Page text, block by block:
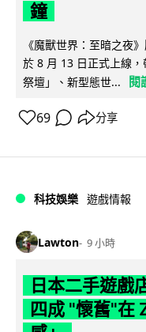
鐘
《魔獸世界：至暗之夜
於 8 月 13 日正式上線
祭壇」、新型態世...
閱
69 分享
科技娛樂 遊戲情報
Lawton 9 小時
日本二手遊戲
四成 "懷舊"在